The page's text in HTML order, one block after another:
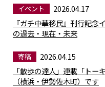
イベント
2026.04.17
『ガチ中華移民』刊行記念
の過去・現在・未来
寄稿
2026.04.15
「散歩の達人」連載「トー
（横浜・伊勢佐木町）です